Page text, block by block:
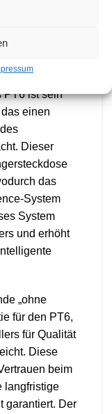
für
PT6 ist sein
einen
Dieser
das
System
System
und erhöht
„ohne
für den PT6,
für Qualität
Diese
beim
langfristige
garantiert. Der